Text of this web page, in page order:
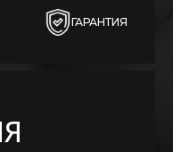
ГАРАНТИЯ